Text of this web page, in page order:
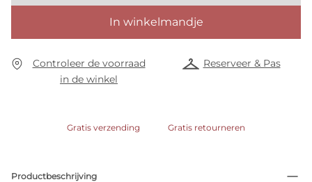
In winkelmandje
Controleer de voorraad
in de winkel
Reserveer & Pas
Gratis verzending Gratis retourneren
Productbeschrijving